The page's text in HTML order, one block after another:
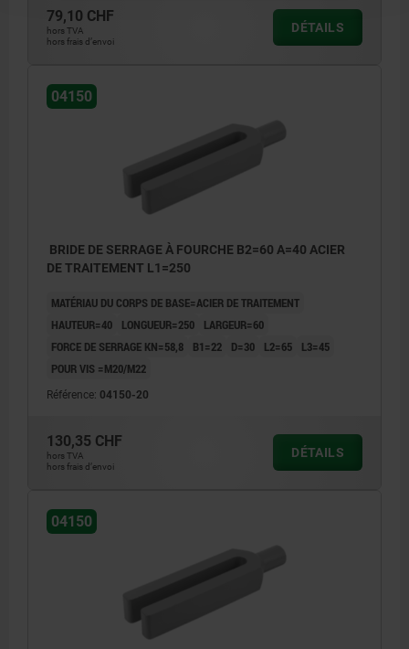
79,10 CHF
hors TVA
hors frais d’envoi
DÉTAILS
04150
BRIDE DE SERRAGE À FOURCHE B2=60 A=40 ACIER
DE TRAITEMENT L1=250
MATÉRIAU DU CORPS DE BASE=ACIER DE TRAITEMENT
HAUTEUR=40
LONGUEUR=250
LARGEUR=60
FORCE DE SERRAGE KN=58,8
B1=22 D=30 L2=65
L3=45
POUR VIS =M20/M22
Référence: 04150-20
130,35 CHF
hors TVA
hors frais d’envoi
DÉTAILS
04150